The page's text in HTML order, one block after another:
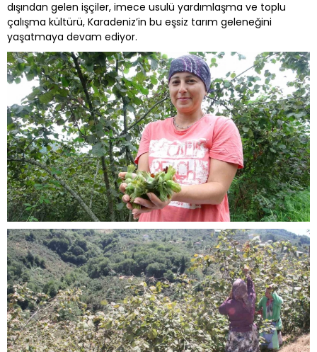
dışından gelen işçiler, imece usulü yardımlaşma ve toplu
çalışma kültürü, Karadeniz’in bu eşsiz tarım geleneğini
yaşatmaya devam ediyor.